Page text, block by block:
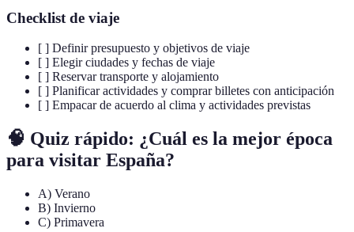
Checklist de viaje
[ ] Definir presupuesto y objetivos de viaje
[ ] Elegir ciudades y fechas de viaje
[ ] Reservar transporte y alojamiento
[ ] Planificar actividades y comprar billetes con anticipación
[ ] Empacar de acuerdo al clima y actividades previstas
🧠 Quiz rápido: ¿Cuál es la mejor época
para visitar España?
A) Verano
B) Invierno
C) Primavera